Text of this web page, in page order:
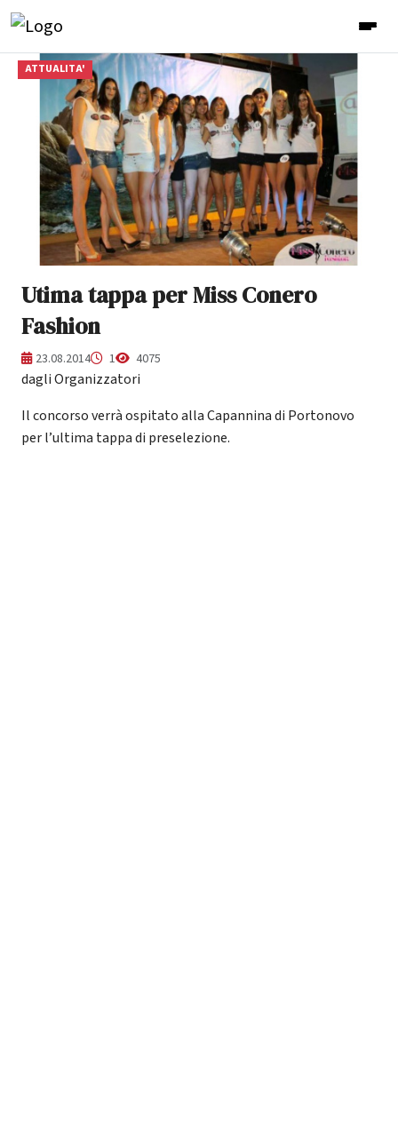
ATTUALITA'
Utima tappa per Miss Conero
Fashion
23.08.2014 1 4075
dagli Organizzatori
Il concorso verrà ospitato alla Capannina di Portonovo
per l’ultima tappa di preselezione.